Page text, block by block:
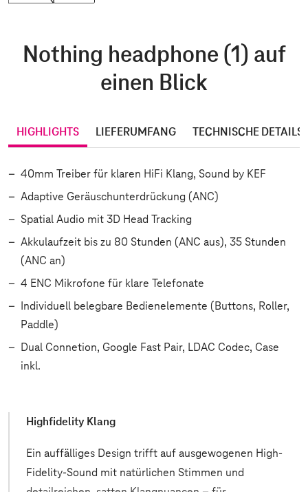
Nothing headphone (1) auf
einen Blick
HIGHLIGHTS LIEFERUMFANG TECHNISCHE DETAILS
40mm Treiber für klaren HiFi Klang, Sound by KEF
Adaptive Geräuschunterdrückung (ANC)
Spatial Audio mit 3D Head Tracking
Akkulaufzeit bis zu 80 Stunden (ANC aus), 35 Stunden
(ANC an)
4 ENC Mikrofone für klare Telefonate
Individuell belegbare Bedienelemente (Buttons, Roller,
Paddle)
Dual Connetion, Google Fast Pair, LDAC Codec, Case
inkl.
Highfidelity Klang
Ein auffälliges Design trifft auf ausgewogenen High-
Fidelity-Sound mit natürlichen Stimmen und